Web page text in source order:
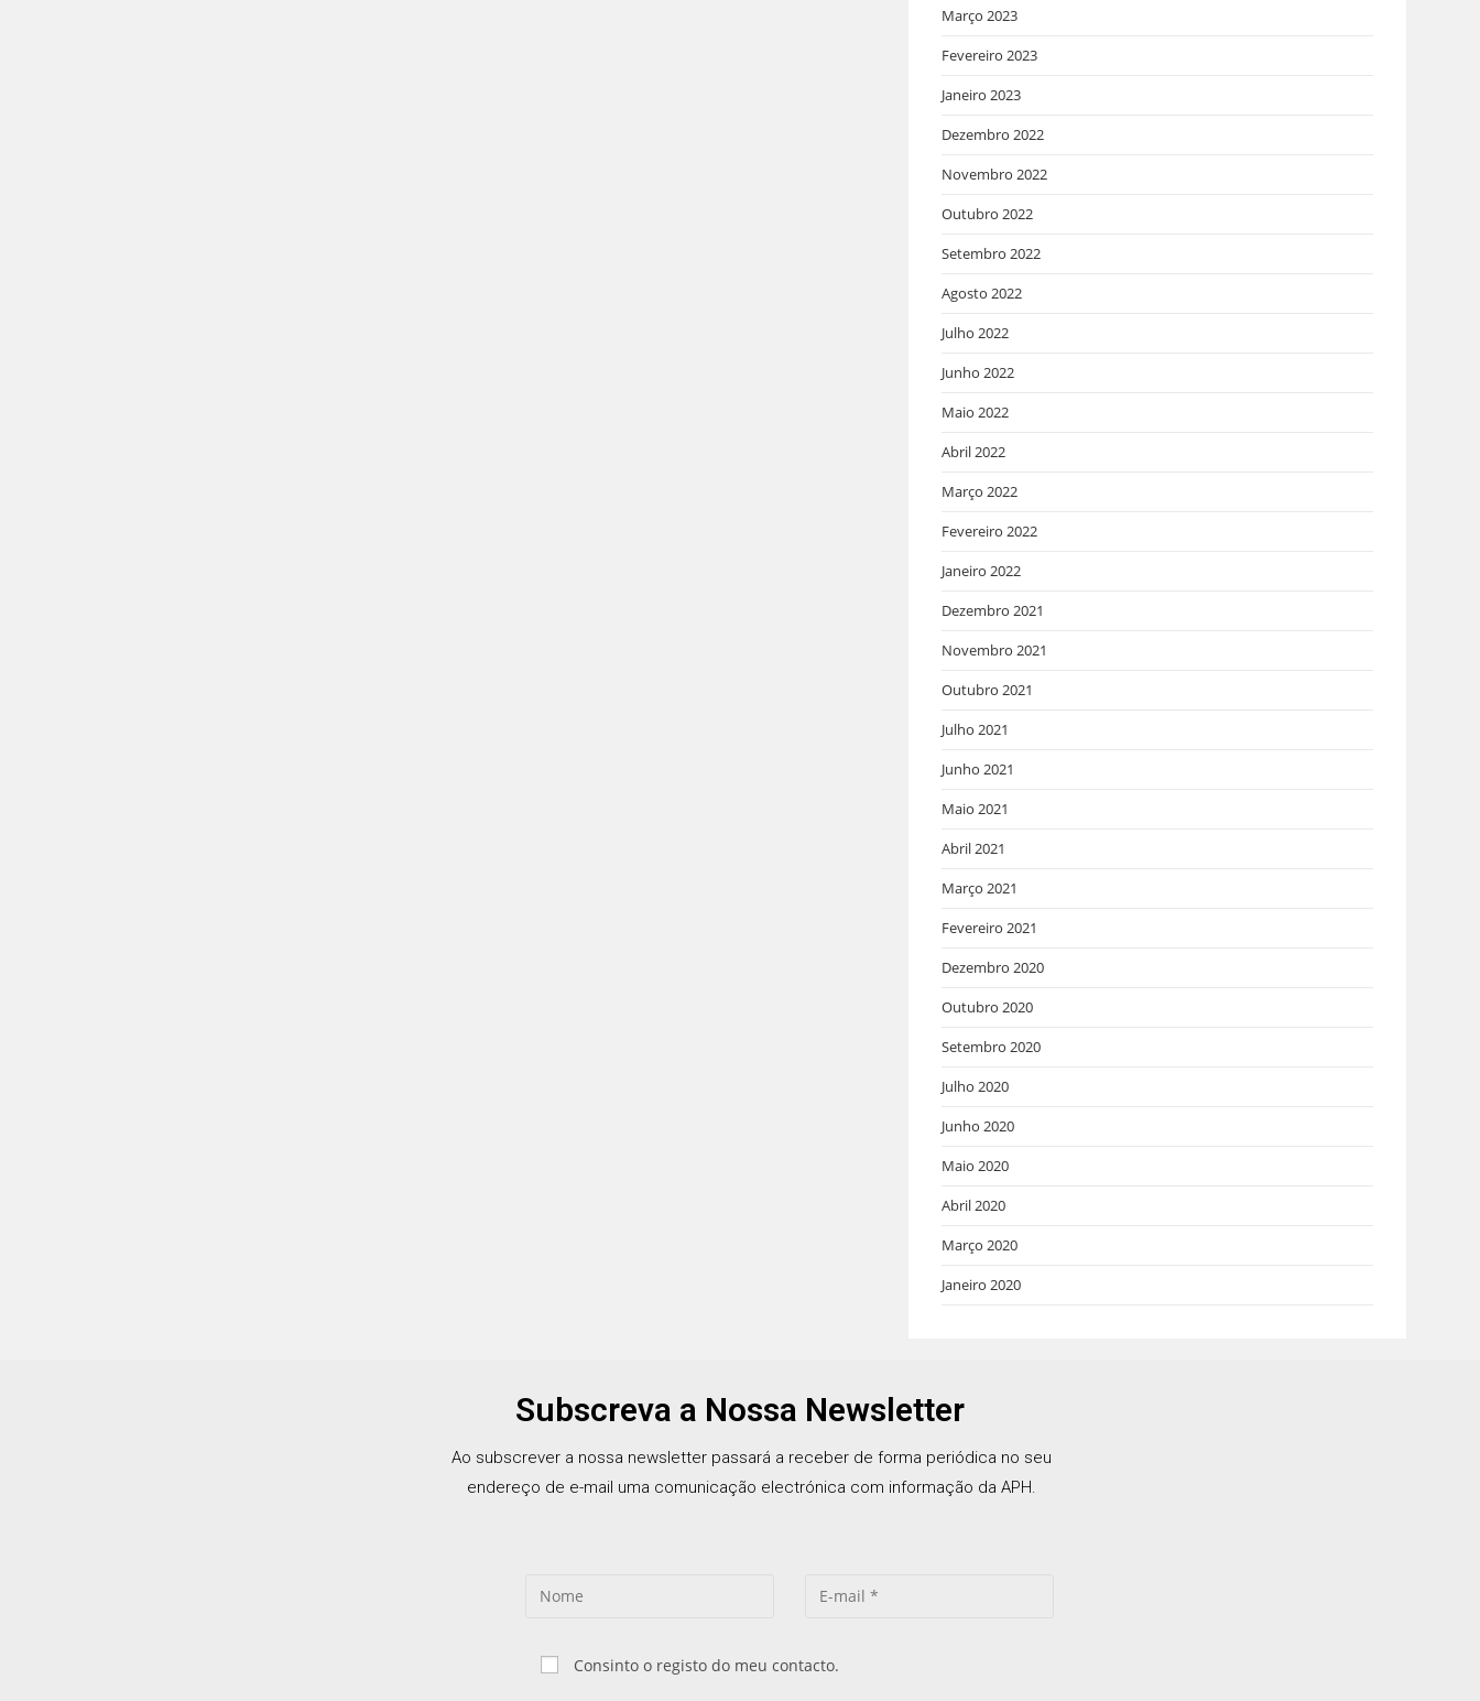
Março 2023
Fevereiro 2023
Janeiro 2023
Dezembro 2022
Novembro 2022
Outubro 2022
Setembro 2022
Agosto 2022
Julho 2022
Junho 2022
Maio 2022
Abril 2022
Março 2022
Fevereiro 2022
Janeiro 2022
Dezembro 2021
Novembro 2021
Outubro 2021
Julho 2021
Junho 2021
Maio 2021
Abril 2021
Março 2021
Fevereiro 2021
Dezembro 2020
Outubro 2020
Setembro 2020
Julho 2020
Junho 2020
Maio 2020
Abril 2020
Março 2020
Janeiro 2020
Subscreva a Nossa Newsletter
Ao subscrever a nossa newsletter passará a receber de forma periódica no seu
endereço de e-mail uma comunicação electrónica com informação da APH.
Consinto o registo do meu contacto.